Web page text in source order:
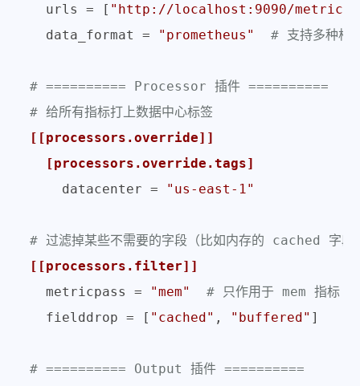
urls
= [ "http://localhost:9090/metrics"
data_format
= "prometheus" # 支持多种格
# ========== Processor 插件 ==========
# 给所有指标打上数据中心标签
[[processors.override]]
[processors.override.tags]
datacenter = "us-east-1"
# 过滤掉某些不需要的字段（比如内存的 cached 字段
[[processors.filter]]
metricpass
= "mem"
# 只作用于 mem 指标
fielddrop = [ "cached" , "buffered" ]
# ========== Output 插件 ==========